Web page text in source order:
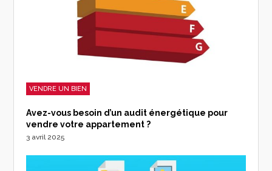
VENDRE UN BIEN
Avez-vous besoin d’un audit énergétique pour
vendre votre appartement ?
3 avril 2025